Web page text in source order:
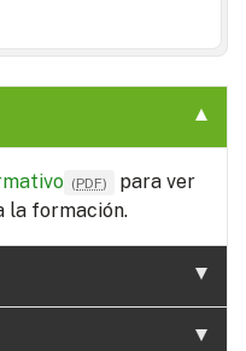
(PDF)
para ver
la formación.